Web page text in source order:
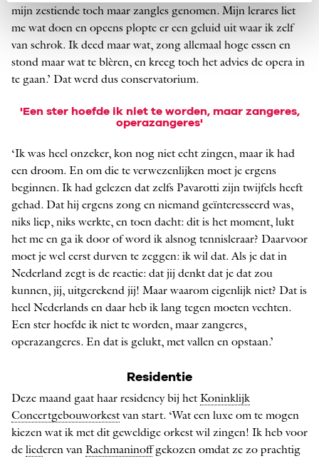
mijn zestiende toch maar zangles genomen. Mijn lerares liet
me wat doen en opeens plopte er een geluid uit waar ik zelf
van schrok. Ik deed maar wat, zong allemaal hoge essen en
stond maar wat te blèren, en kreeg toch het advies de opera in
te gaan.’ Dat werd dus conservatorium.
'Een ster ­hoefde ik niet te worden, maar zangeres,
operazangeres'
‘Ik was heel onzeker, kon nog niet echt zingen, maar ik had
een droom. En om die te verwezenlijken moet je ergens
beginnen. Ik had gelezen dat zelfs Pavarotti zijn twijfels heeft
gehad. Dat hij ergens zong en niemand geïnteresseerd was,
niks liep, niks werkte, en toen dacht: dit is het moment, lukt
het me en ga ik door of word ik alsnog tennisleraar? Daarvoor
moet je wel eerst durven te zeggen: ik wil dat. Als je dat in
Nederland zegt is de reactie: dat jij denkt dat je dat zou
kunnen, jij, uitgerekend jij! Maar waarom eigenlijk niet? Dat is
heel Nederlands en daar heb ik lang tegen moeten vechten.
Een ster ­hoefde ik niet te worden, maar zangeres,
operazangeres. En dat is gelukt, met vallen en opstaan.’
Residentie
Deze maand gaat haar residency bij hetKoninklijk
Concertgebouworkestvan start. ‘Wat een luxe om te mogen
kiezen wat ik met dit geweldige orkest wil zingen! Ik heb voor
de liederen van Rachmaninoffgekozen omdat ze zo prachtig